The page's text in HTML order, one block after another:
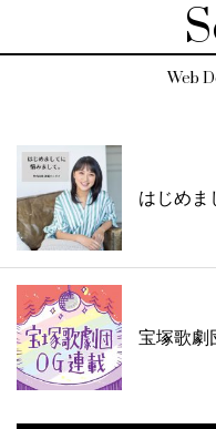
Web
はじめま
宝塚歌劇